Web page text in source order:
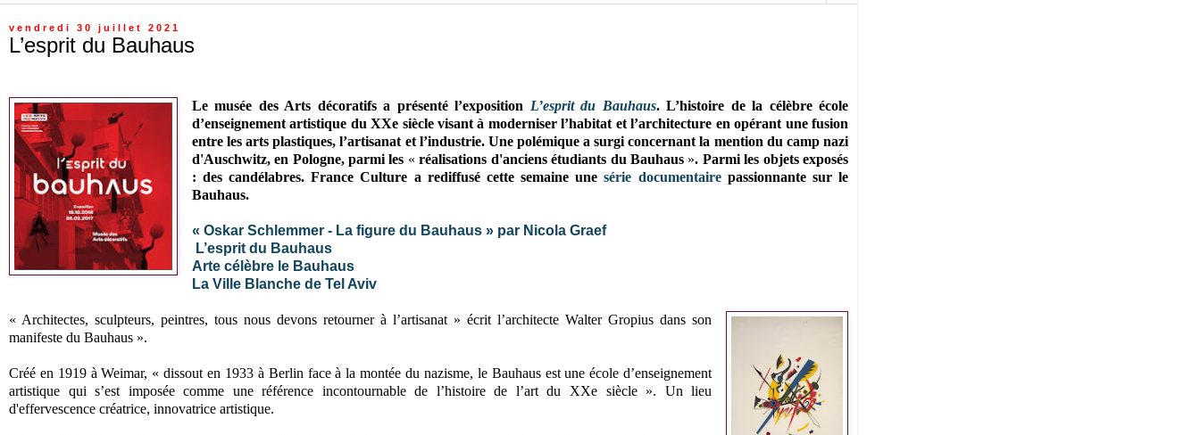
vendredi 30 juillet 2021
L’esprit du Bauhaus
Le musée des Arts décoratifs a présenté l’exposition L’esprit du Bauhaus. L’histoire de la célèbre école
d’enseignement artistique du XXe siècle visant à moderniser l’habitat et l’architecture en opérant une fusion
entre les arts plastiques, l’artisanat et l’industrie. Une polémique a surgi concernant la mention du camp nazi
d'Auschwitz, en Pologne, parmi les «réalisations d'anciens étudiants du Bauhaus ». Parmi les objets exposés
: des candélabres. France Culture a rediffusé cette semaine unesérie documentairepassionnante sur le
Bauhaus.
« Oskar Schlemmer - La figure du Bauhaus » par Nicola Graef
L’esprit du Bauhaus
Arte célèbre le Bauhaus
La Ville Blanche de Tel Aviv
« Architectes, sculpteurs, peintres, tous nous devons retourner à l’artisanat » écrit l’architecte Walter Gropius dans son
manifeste du Bauhaus ».
Créé en 1919 à Weimar, « dissout en 1933 à Berlin face à la montée du nazisme, le Bauhaus est une école d’enseignement
artistique qui s’est imposée comme une référence incontournable de l’histoire de l’art du XXe siècle ». Un lieu
d'effervescence créatrice, innovatrice artistique.